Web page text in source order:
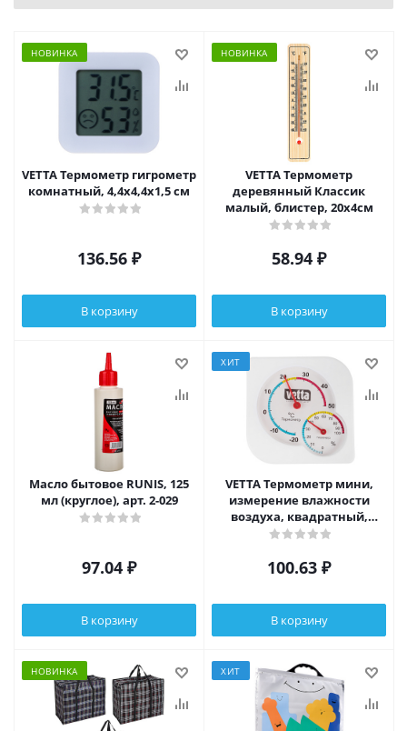
НОВИНКА
VETTA Термометр гигрометр
комнатный, 4,4x4,4x1,5 см
136.56 ₽
В корзину
НОВИНКА
VETTA Термометр
деревянный Классик
малый, блистер, 20х4см
58.94 ₽
В корзину
Масло бытовое RUNIS, 125
мл (круглое), арт. 2-029
97.04 ₽
В корзину
ХИТ
VETTA Термометр мини,
измерение влажности
воздуха, квадратный,
7,5x7,5см, пластик, блистер
100.63 ₽
В корзину
НОВИНКА ХИТ